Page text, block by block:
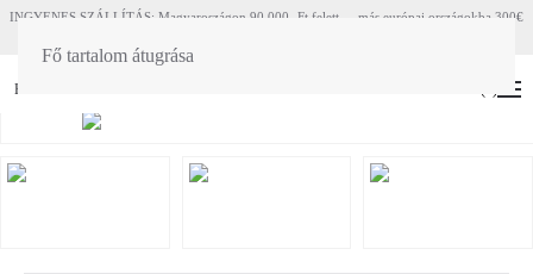
Fő tartalom átugrása
HU
INGYENES SZÁLLÍTÁS: Magyaroszágon 90 000.-Ft felett - más európai országokba 300€